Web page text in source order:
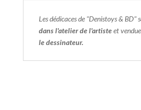
Les dédicaces de "Denistoys & BD"
dans l'atelier de l'artisteet
le dessinateur.